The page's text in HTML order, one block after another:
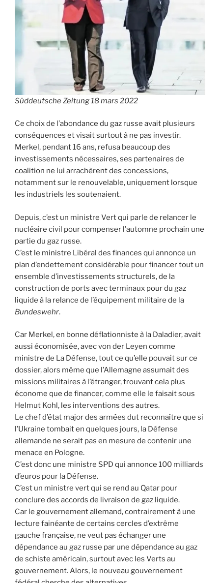
Süddeutsche Zeitung18 mars 2022
Ce choix de l’abondance du gaz russe avait plusieurs
conséquences et visait surtout à ne pas investir.
Merkel, pendant 16 ans, refusa beaucoup des
investissements nécessaires, ses partenaires de
coalition ne lui arrachèrent des concessions,
notamment sur le renouvelable, uniquement lorsque
les industriels les soutenaient.
Depuis, c’est un ministre Vert qui parle de relancer le
nucléaire civil pour compenser l’automne prochain une
partie du gaz russe.
C’est le ministre Libéral des finances qui annonce un
plan d’endettement considérable pour financer tout un
ensemble d’investissements structurels, de la
construction de ports avec terminaux pour du gaz
liquide à la relance de l’équipement militaire de la
Bundeswehr.
Car Merkel, en bonne déflationniste à la Daladier, avait
aussi économisée, avec von der Leyen comme
ministre de La Défense, tout ce qu’elle pouvait sur ce
dossier, alors même que l’Allemagne assumait des
missions militaires à l’étranger, trouvant cela plus
économe que de financer, comme elle le faisait sous
Helmut Kohl, les interventions des autres.
Le chef d’état major des armées dut reconnaître que si
l’Ukraine tombait en quelques jours, la Défense
allemande ne serait pas en mesure de contenir une
menace en Pologne.
C’est donc une ministre SPD qui annonce 100 milliards
d’euros pour la Défense.
C’est un ministre vert qui se rend au Qatar pour
conclure des accords de livraison de gaz liquide.
Car le gouvernement allemand, contrairement à une
lecture fainéante de certains cercles d’extrême
gauche française, ne veut pas échanger une
dépendance au gaz russe par une dépendance au gaz
de schiste américain, surtout avec les Verts au
gouvernement. Alors, le nouveau gouvernement